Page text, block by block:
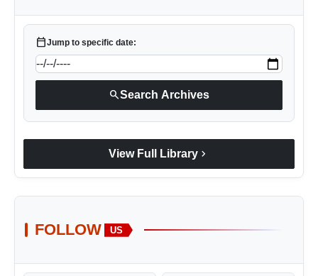
calendar_todayJump to specific date:
searchSearch Archives
View Full Library chevron_right
FOLLOW US